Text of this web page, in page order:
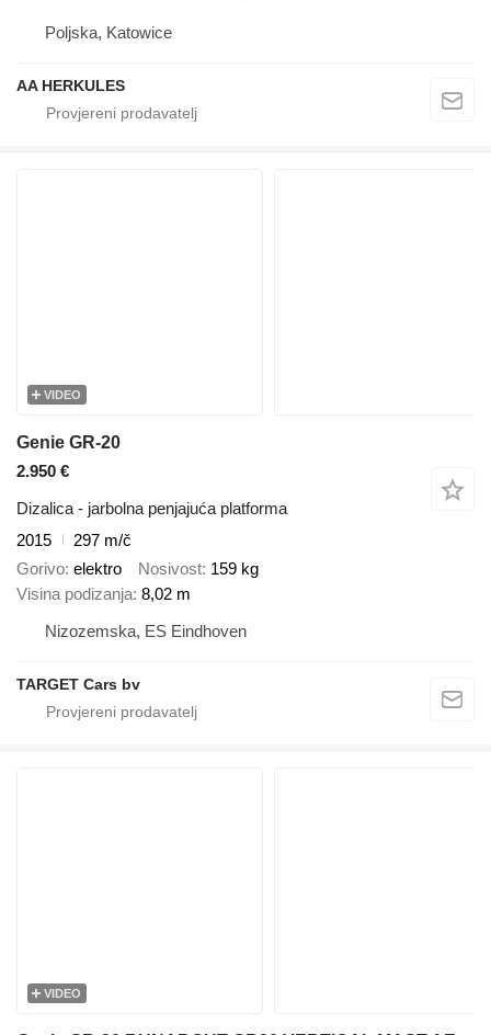
Poljska, Katowice
AA HERKULES
VIDEO
Genie GR-20
2.950 €
Dizalica - jarbolna penjajuća platforma
2015
297 m/č
Gorivo elektro Nosivost 159 kg
Visina podizanja 8,02 m
Nizozemska, ES Eindhoven
TARGET Cars bv
VIDEO